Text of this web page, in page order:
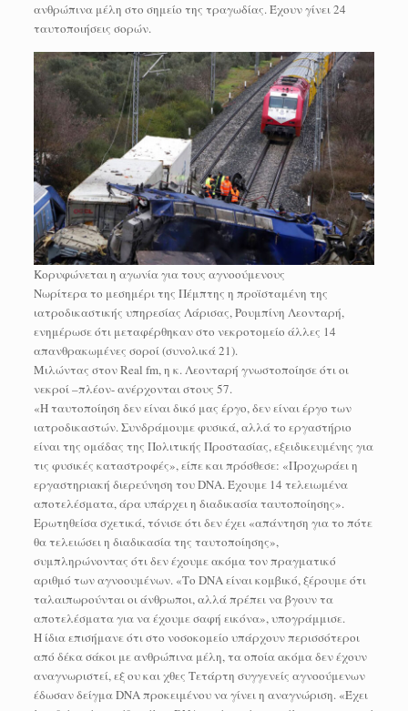
ανθρώπινα μέλη στο σημείο της τραγωδίας. Έχουν γίνει 24
ταυτοποιήσεις σορών.
Κορυφώνεται η αγωνία για τους αγνοούμενους
Νωρίτερα το μεσημέρι της Πέμπτης η προϊσταμένη της
ιατροδικαστικής υπηρεσίας Λάρισας, Ρουμπίνη Λεονταρή,
ενημέρωσε ότι μεταφέρθηκαν στο νεκροτομείο άλλες 14
απανθρακωμένες σοροί (συνολικά 21).
Μιλώντας στον Real fm, η κ. Λεονταρή γνωστοποίησε ότι οι
νεκροί –πλέον- ανέρχονται στους 57.
«Η ταυτοποίηση δεν είναι δικό μας έργο, δεν είναι έργο των
ιατροδικαστών. Συνδράμουμε φυσικά, αλλά το εργαστήριο
είναι της ομάδας της Πολιτικής Προστασίας, εξειδικευμένης για
τις φυσικές καταστροφές», είπε και πρόσθεσε: «Προχωράει η
εργαστηριακή διερεύνηση του DNA. Έχουμε 14 τελειωμένα
αποτελέσματα, άρα υπάρχει η διαδικασία ταυτοποίησης».
Ερωτηθείσα σχετικά, τόνισε ότι δεν έχει «απάντηση για το πότε
θα τελειώσει η διαδικασία της ταυτοποίησης»,
συμπληρώνοντας ότι δεν έχουμε ακόμα τον πραγματικό
αριθμό των αγνοουμένων. «Το DNA είναι κομβικό, ξέρουμε ότι
ταλαιπωρούνται οι άνθρωποι, αλλά πρέπει να βγουν τα
αποτελέσματα για να έχουμε σαφή εικόνα», υπογράμμισε.
Η ίδια επισήμανε ότι στο νοσοκομείο υπάρχουν περισσότεροι
από δέκα σάκοι με ανθρώπινα μέλη, τα οποία ακόμα δεν έχουν
αναγνωριστεί, εξ ου και χθες Τετάρτη συγγενείς αγνοούμενων
έδωσαν δείγμα DNA προκειμένου να γίνει η αναγνώριση. «Έχει